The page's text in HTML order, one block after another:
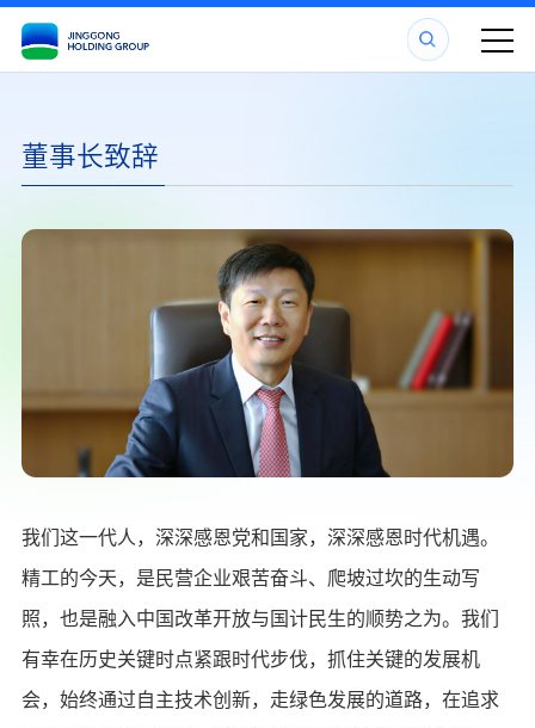
董事长致辞
我们这一代人，深深感恩党和国家，深深感恩时代机遇。
精工的今天，是民营企业艰苦奋斗、爬坡过坎的生动写
照，也是融入中国改革开放与国计民生的顺势之为。我们
有幸在历史关键时点紧跟时代步伐，抓住关键的发展机
会，始终通过自主技术创新，走绿色发展的道路，在追求